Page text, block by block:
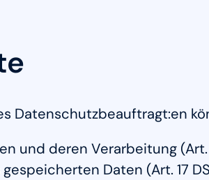
Datenschutzbeauftragt:en
und deren Verarbeitung
Daten (Art. 17